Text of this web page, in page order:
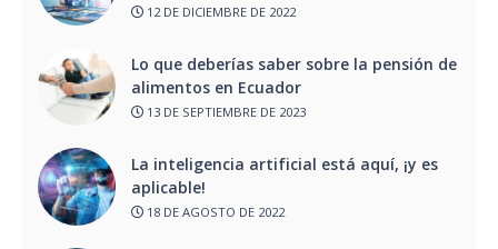
12 DE DICIEMBRE DE 2022
Lo que deberías saber sobre la pensión de
alimentos en Ecuador
13 DE SEPTIEMBRE DE 2023
La inteligencia artificial está aquí, ¡y es
aplicable!
18 DE AGOSTO DE 2022